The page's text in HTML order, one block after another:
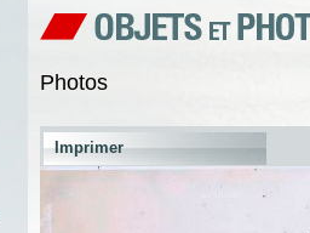
Photos
Imprimer